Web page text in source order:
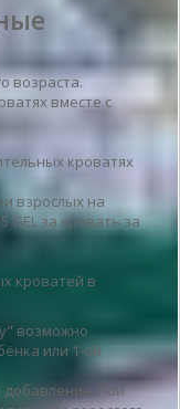
возраста.
вместе с
кроватях
взрослых на
GEL за кровать за
кроватей в
возможно
или 1-ой
1-ой